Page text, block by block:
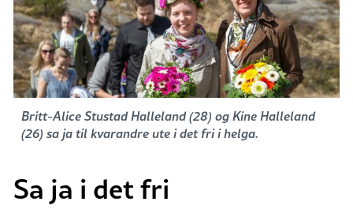
Britt-Alice Stustad Halleland (28) og Kine Halleland
(26) sa ja til kvarandre ute i det fri i helga.
Sa ja i det fri